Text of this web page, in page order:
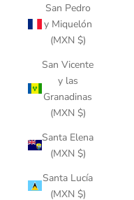
San Pedro
y Miquelón
(MXN $)
San Vicente
y las
Granadinas
(MXN $)
Santa Elena
(MXN $)
Santa Lucía
(MXN $)